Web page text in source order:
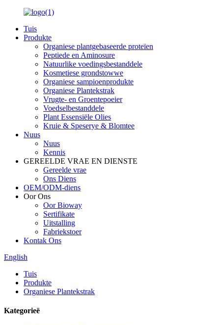
Tuis
Produkte
Organiese plantgebaseerde proteïen
Peptiede en Aminosure
Natuurlike voedingsbestanddele
Kosmetiese grondstowwe
Organiese sampioenprodukte
Organiese Plantekstrak
Vrugte- en Groentepoeier
Voedselbestanddele
Plant Essensiële Olies
Kruie & Speserye & Blomtee
Nuus
Nuus
Kennis
GEREELDE VRAE EN DIENSTE
Gereelde vrae
Ons Diens
OEM/ODM-diens
Oor Ons
Oor Bioway
Sertifikate
Uitstalling
Fabriekstoer
Kontak Ons
English
Tuis
Produkte
Organiese Plantekstrak
Kategorieë